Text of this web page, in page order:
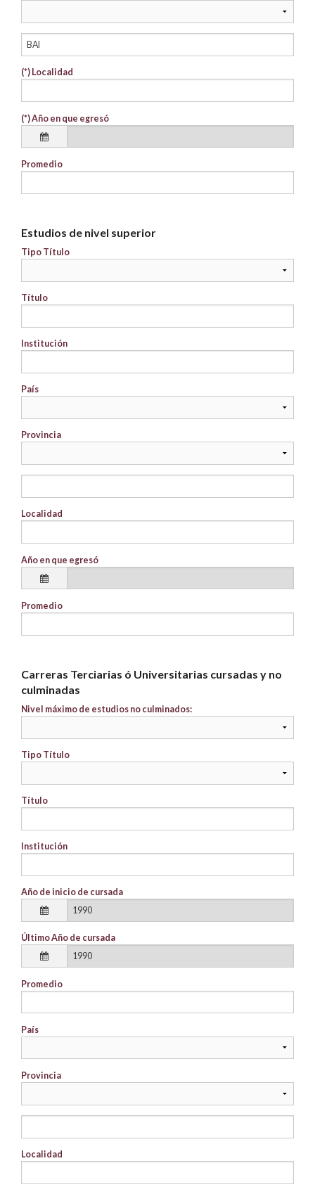
(*) Localidad
(*)Año en que egresó
Promedio
Estudios de nivel superior
Tipo Título
Título
Institución
País
Provincia
Localidad
Año en que egresó
Promedio
Carreras Terciarias ó Universitarias cursadas y no
culminadas
Nivel máximo de estudios no culminados:
Tipo Título
Título
Institución
Año de inicio de cursada
Último Año de cursada
Promedio
País
Provincia
Localidad